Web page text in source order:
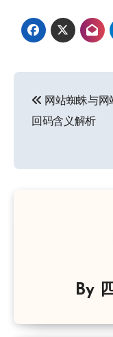
章
航
网站蜘蛛与网
回码含义解析
By